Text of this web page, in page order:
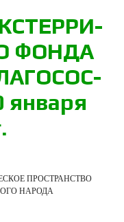
ФОН­ДА
ян­ва­ря
ПРОСТРАНСТВО
НАРОДА